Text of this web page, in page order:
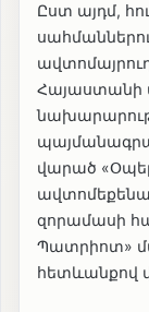
Ըստ այդմ,
Հայաստանի
վարած
զորամասի
Պատրիոտ»
հետևանքով